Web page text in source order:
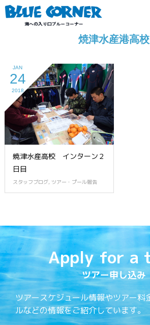
焼津水産港高校
JAN
24
2018
焼津水産高校 インターン２
日目
スタッフブログ, ツアー・プール報告
Apply for a
ツアー申し込み
ツアースケジュール情報やツアー料
ルなどの情報をご紹介しています。